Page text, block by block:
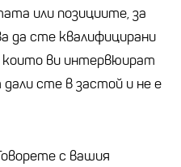
или позициите, за
да сте квалифицирани
ви интервюират
сте в застой и не е
с вашия